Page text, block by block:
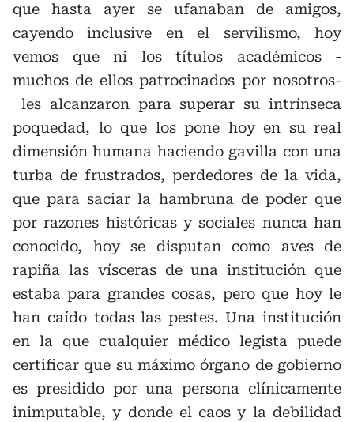
que hasta ayer se ufanaban de amigos,
cayendo inclusive en el servilismo, hoy
vemos que ni los títulos académicos -
muchos de ellos patrocinados por nosotros-
les alcanzaron para superar su intrínseca
poquedad, lo que los pone hoy en su real
dimensión humana haciendo gavilla con una
turba de frustrados, perdedores de la vida,
que para saciar la hambruna de poder que
por razones históricas y sociales nunca han
conocido, hoy se disputan como aves de
rapiña las vísceras de una institución que
estaba para grandes cosas, pero que hoy le
han caído todas las pestes. Una institución
en la que cualquier médico legista puede
certificar que su máximo órgano de gobierno
es presidido por una persona clínicamente
inimputable, y donde el caos y la debilidad